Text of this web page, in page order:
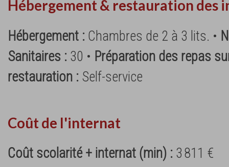
Hébergement & restauration des
Hébergement : Chambres de 2 à 3 lits. •
Sanitaires : 30 • Préparation des repas
restauration : Self-service
Coût de l'internat
Coût scolarité + internat (min) : 3 811 €